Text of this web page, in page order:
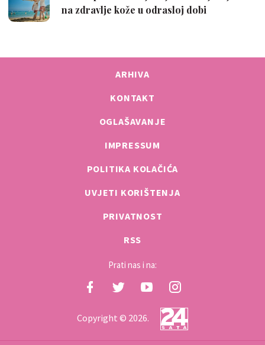
ARHIVA
KONTAKT
OGLAŠAVANJE
IMPRESSUM
POLITIKA KOLAČIĆA
UVJETI KORIŠTENJA
PRIVATNOST
RSS
Prati nas i na:
Copyright © 2026.